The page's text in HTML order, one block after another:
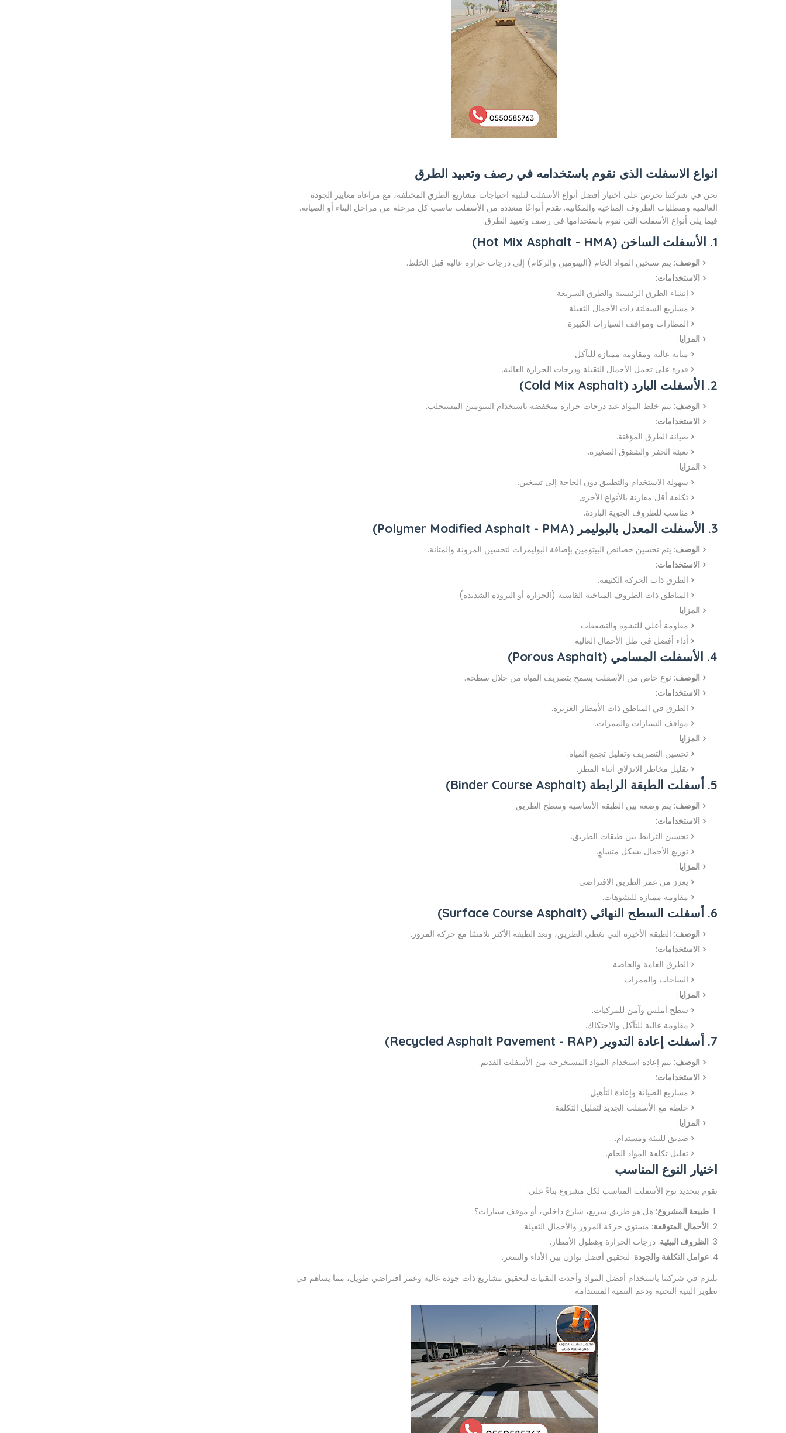
انواع الاسفلت الذى نقوم باستخدامه في رصف وتعبيد الطرق
نحن في شركتنا نحرص على اختيار أفضل أنواع الأسفلت لتلبية احتياجات مشاريع الطرق المختلفة، مع مراعاة معايير الجودة
العالمية ومتطلبات الظروف المناخية والمكانية. نقدم أنواعًا متعددة من الأسفلت تناسب كل مرحلة من مراحل البناء أو الصيانة.
فيما يلي أنواع الأسفلت التي نقوم باستخدامها في رصف وتعبيد الطرق:
1. الأسفلت الساخن (Hot Mix Asphalt - HMA)
الوصف: يتم تسخين المواد الخام (البيتومين والركام) إلى درجات حرارة عالية قبل الخلط.
الاستخدامات:
إنشاء الطرق الرئيسية والطرق السريعة.
مشاريع السفلتة ذات الأحمال الثقيلة.
المطارات ومواقف السيارات الكبيرة.
المزايا:
متانة عالية ومقاومة ممتازة للتآكل.
قدرة على تحمل الأحمال الثقيلة ودرجات الحرارة العالية.
2. الأسفلت البارد (Cold Mix Asphalt)
الوصف: يتم خلط المواد عند درجات حرارة منخفضة باستخدام البيتومين المستحلب.
الاستخدامات:
صيانة الطرق المؤقتة.
تعبئة الحفر والشقوق الصغيرة.
المزايا:
سهولة الاستخدام والتطبيق دون الحاجة إلى تسخين.
تكلفة أقل مقارنة بالأنواع الأخرى.
مناسب للظروف الجوية الباردة.
3. الأسفلت المعدل بالبوليمر (Polymer Modified Asphalt - PMA)
الوصف: يتم تحسين خصائص البيتومين بإضافة البوليمرات لتحسين المرونة والمتانة.
الاستخدامات:
الطرق ذات الحركة الكثيفة.
المناطق ذات الظروف المناخية القاسية (الحرارة أو البرودة الشديدة).
المزايا:
مقاومة أعلى للتشوه والتشققات.
أداء أفضل في ظل الأحمال العالية.
4. الأسفلت المسامي (Porous Asphalt)
الوصف: نوع خاص من الأسفلت يسمح بتصريف المياه من خلال سطحه.
الاستخدامات:
الطرق في المناطق ذات الأمطار الغزيرة.
مواقف السيارات والممرات.
المزايا:
تحسين التصريف وتقليل تجمع المياه.
تقليل مخاطر الانزلاق أثناء المطر.
5. أسفلت الطبقة الرابطة (Binder Course Asphalt)
الوصف: يتم وضعه بين الطبقة الأساسية وسطح الطريق.
الاستخدامات:
تحسين الترابط بين طبقات الطريق.
توزيع الأحمال بشكل متساوٍ.
المزايا:
يعزز من عمر الطريق الافتراضي.
مقاومة ممتازة للتشوهات.
6. أسفلت السطح النهائي (Surface Course Asphalt)
الوصف: الطبقة الأخيرة التي تغطي الطريق، وتعد الطبقة الأكثر تلامسًا مع حركة المرور.
الاستخدامات:
الطرق العامة والخاصة.
الساحات والممرات.
المزايا:
سطح أملس وآمن للمركبات.
مقاومة عالية للتآكل والاحتكاك.
7. أسفلت إعادة التدوير (Recycled Asphalt Pavement - RAP)
الوصف: يتم إعادة استخدام المواد المستخرجة من الأسفلت القديم.
الاستخدامات:
مشاريع الصيانة وإعادة التأهيل.
خلطه مع الأسفلت الجديد لتقليل التكلفة.
المزايا:
صديق للبيئة ومستدام.
تقليل تكلفة المواد الخام.
اختيار النوع المناسب
نقوم بتحديد نوع الأسفلت المناسب لكل مشروع بناءً على:
طبيعة المشروع: هل هو طريق سريع، شارع داخلي، أو موقف سيارات؟
الأحمال المتوقعة: مستوى حركة المرور والأحمال الثقيلة.
الظروف البيئية: درجات الحرارة وهطول الأمطار.
عوامل التكلفة والجودة: لتحقيق أفضل توازن بين الأداء والسعر.
نلتزم في شركتنا باستخدام أفضل المواد وأحدث التقنيات لتحقيق مشاريع ذات جودة عالية وعمر افتراضي طويل، مما يساهم في
تطوير البنية التحتية ودعم التنمية المستدامة